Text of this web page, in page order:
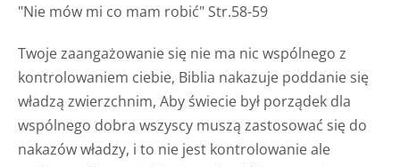
"Nie mów mi co mam robić" Str.58-59
Twoje zaangażowanie się nie ma nic wspólnego z
kontrolowaniem ciebie, Biblia nakazuje poddanie się
władzą zwierzchnim, Aby świecie był porządek dla
wspólnego dobra wszyscy muszą zastosować się do
nakazów władzy, i to nie jest kontrolowanie ale